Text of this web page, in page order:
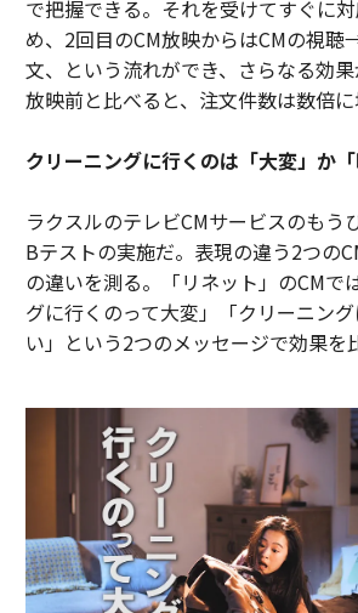
で把握できる。それを受けてすぐに
め、2回目のCM放映からはCMの視
文、という流れができ、さらなる効
放映前と比べると、注文件数は数倍に
クリーニングに行くのは「大変」か
ラクスルのテレビCMサービスのもう
Bテストの実施だ。表現の違う2つの
の違いを測る。「リネット」のCMで
グに行くのって大変」「クリーニン
い」という2つのメッセージで効果を